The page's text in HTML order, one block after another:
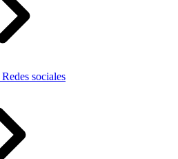
Redes sociales